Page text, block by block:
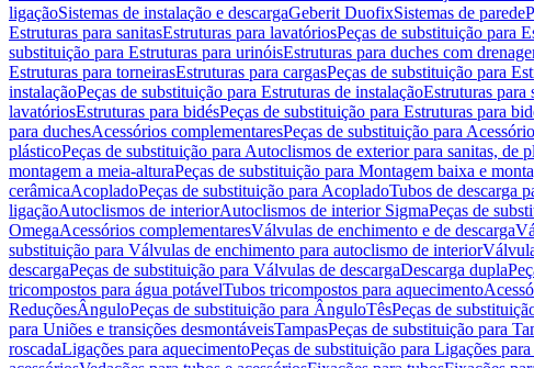
ligaçãoSistemas de instalação e descargaGeberit DuofixSistemas de parede
Estruturas para sanitasEstruturas para lavatóriosPeças de substituição para
substituição para Estruturas para urinóisEstruturas para duches com
Estruturas para torneirasEstruturas para cargasPeças de substituição para
instalaçãoPeças de substituição para Estruturas de instalaçãoEstruturas para
lavatóriosEstruturas para bidésPeças de substituição para Estruturas para
para duchesAcessórios complementaresPeças de substituição para
plásticoPeças de substituição para Autoclismos de exterior para sanitas, de
montagem a meia-alturaPeças de substituição para Montagem baixa e
cerâmicaAcopladoPeças de substituição para AcopladoTubos de descarga
ligaçãoAutoclismos de interiorAutoclismos de interior SigmaPeças de
OmegaAcessórios complementaresVálvulas de enchimento e de descarga
substituição para Válvulas de enchimento para autoclismo de interior
descargaPeças de substituição para Válvulas de descargaDescarga dupla
tricompostos para água potávelTubos tricompostos para aquecimento
ReduçõesÂnguloPeças de substituição para ÂnguloTêsPeças de
para Uniões e transições desmontáveisTampasPeças de substituição para
roscadaLigações para aquecimentoPeças de substituição para Ligações